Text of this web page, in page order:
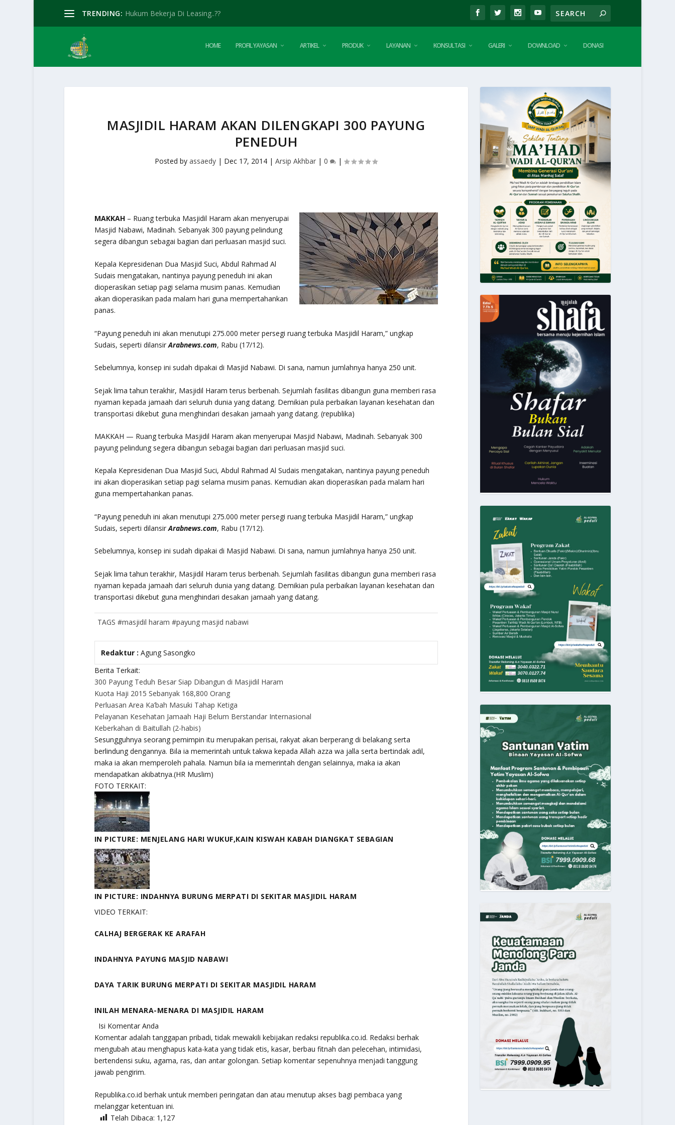
TRENDING: Hukum Bekerja Di Leasing..??
HOME PROFIL YAYASAN ARTIKEL PRODUK LAYANAN KONSULTASI GALERI DOWNLOAD DONASI
MASJIDIL HARAM AKAN DILENGKAPI 300 PAYUNG
PENEDUH
Posted byassaedy | Dec 17, 2014 |Arsip Akhbar |0 |
MAKKAH– Ruang terbuka Masjidil Haram akan menyerupai
Masjid Nabawi, Madinah. Sebanyak 300 payung pelindung
segera dibangun sebagai bagian dari perluasan masjid suci.
Kepala Kepresidenan Dua Masjid Suci, Abdul Rahmad Al
Sudais mengatakan, nantinya payung peneduh ini akan
dioperasikan setiap pagi selama musim panas. Kemudian
akan dioperasikan pada malam hari guna mempertahankan
panas.
“Payung peneduh ini akan menutupi 275.000 meter persegi ruang terbuka Masjidil Haram,” ungkap
Sudais, seperti dilansirArabnews.com, Rabu (17/12).
Sebelumnya, konsep ini sudah dipakai di Masjid Nabawi. Di sana, namun jumlahnya hanya 250 unit.
Sejak lima tahun terakhir, Masjidil Haram terus berbenah. Sejumlah fasilitas dibangun guna memberi rasa
nyaman kepada jamaah dari seluruh dunia yang datang. Demikian pula perbaikan layanan kesehatan dan
transportasi dikebut guna menghindari desakan jamaah yang datang. (republika)
MAKKAH — Ruang terbuka Masjidil Haram akan menyerupai Masjid Nabawi, Madinah. Sebanyak 300
payung pelindung segera dibangun sebagai bagian dari perluasan masjid suci.
Kepala Kepresidenan Dua Masjid Suci, Abdul Rahmad Al Sudais mengatakan, nantinya payung peneduh
ini akan dioperasikan setiap pagi selama musim panas. Kemudian akan dioperasikan pada malam hari
guna mempertahankan panas.
“Payung peneduh ini akan menutupi 275.000 meter persegi ruang terbuka Masjidil Haram,” ungkap
Sudais, seperti dilansirArabnews.com, Rabu (17/12).
Sebelumnya, konsep ini sudah dipakai di Masjid Nabawi. Di sana, namun jumlahnya hanya 250 unit.
Sejak lima tahun terakhir, Masjidil Haram terus berbenah. Sejumlah fasilitas dibangun guna memberi rasa
nyaman kepada jamaah dari seluruh dunia yang datang. Demikian pula perbaikan layanan kesehatan dan
transportasi dikebut guna menghindari desakan jamaah yang datang.
TAGS #masjidil haram #payung masjid nabawi
Redaktur : Agung Sasongko
Berita Terkait:
300 Payung Teduh Besar Siap Dibangun di Masjidil Haram
Kuota Haji 2015 Sebanyak 168,800 Orang
Perluasan Area Ka’bah Masuki Tahap Ketiga
Pelayanan Kesehatan Jamaah Haji Belum Berstandar Internasional
Keberkahan di Baitullah (2-habis)
Sesungguhnya seorang pemimpin itu merupakan perisai, rakyat akan berperang di belakang serta
berlindung dengannya. Bila ia memerintah untuk takwa kepada Allah azza wa jalla serta bertindak adil,
maka ia akan memperoleh pahala. Namun bila ia memerintah dengan selainnya, maka ia akan
mendapatkan akibatnya.(HR Muslim)
FOTO TERKAIT:
IN PICTURE: MENJELANG HARI WUKUF,KAIN KISWAH KABAH DIANGKAT SEBAGIAN
IN PICTURE: INDAHNYA BURUNG MERPATI DI SEKITAR MASJIDIL HARAM
VIDEO TERKAIT:
CALHAJ BERGERAK KE ARAFAH
INDAHNYA PAYUNG MASJID NABAWI
DAYA TARIK BURUNG MERPATI DI SEKITAR MASJIDIL HARAM
INILAH MENARA-MENARA DI MASJIDIL HARAM
Isi Komentar Anda
Komentar adalah tanggapan pribadi, tidak mewakili kebijakan redaksi republika.co.id. Redaksi berhak
mengubah atau menghapus kata-kata yang tidak etis, kasar, berbau fitnah dan pelecehan, intimidasi,
bertendensi suku, agama, ras, dan antar golongan. Setiap komentar sepenuhnya menjadi tanggung
jawab pengirim.
Republika.co.id berhak untuk memberi peringatan dan atau menutup akses bagi pembaca yang
melanggar ketentuan ini.
Telah Dibaca: 1,127